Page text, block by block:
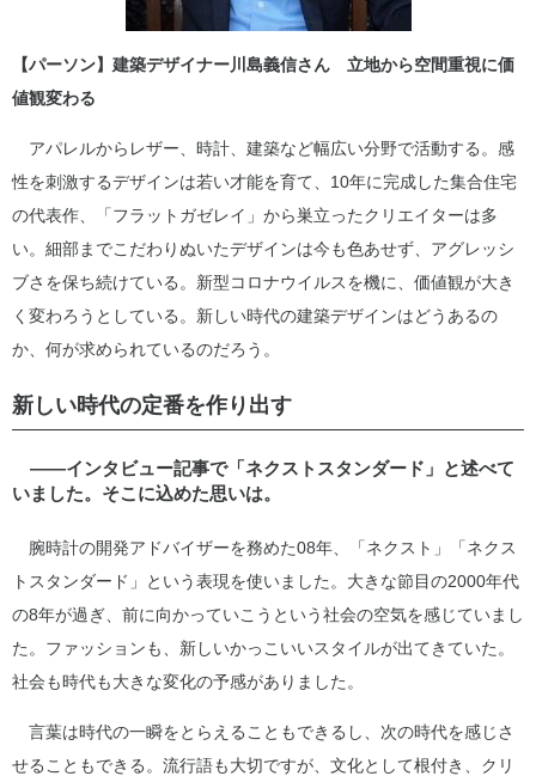
【パーソン】建築デザイナー川島義信さん 立地から空間重視に価
値観変わる
アパレルからレザー、時計、建築など幅広い分野で活動する。感
性を刺激するデザインは若い才能を育て、10年に完成した集合住宅
の代表作、「フラットガゼレイ」から巣立ったクリエイターは多
い。細部までこだわりぬいたデザインは今も色あせず、アグレッシ
ブさを保ち続けている。新型コロナウイルスを機に、価値観が大き
く変わろうとしている。新しい時代の建築デザインはどうあるの
か、何が求められているのだろう。
新しい時代の定番を作り出す
――インタビュー記事で「ネクストスタンダード」と述べて
いました。そこに込めた思いは。
腕時計の開発アドバイザーを務めた08年、「ネクスト」「ネクス
トスタンダード」という表現を使いました。大きな節目の2000年代
の8年が過ぎ、前に向かっていこうという社会の空気を感じていまし
た。ファッションも、新しいかっこいいスタイルが出てきていた。
社会も時代も大きな変化の予感がありました。
言葉は時代の一瞬をとらえることもできるし、次の時代を感じさ
せることもできる。流行語も大切ですが、文化として根付き、クリ